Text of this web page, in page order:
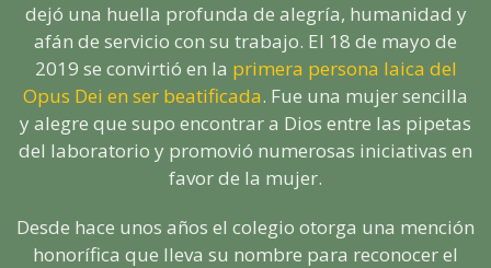
dejó una huella profunda de alegría, humanidad y
afán de servicio con su trabajo. El 18 de mayo de
2019 se convirtió en la primera persona laica del
Opus Dei en ser beatificada. Fue una mujer sencilla
y alegre que supo encontrar a Dios entre las pipetas
del laboratorio y promovió numerosas iniciativas en
favor de la mujer.
Desde hace unos años el colegio otorga una mención
honorífica que lleva su nombre para reconocer el